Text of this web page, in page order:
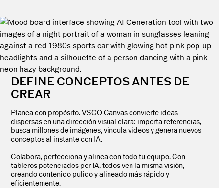
DEFINE CONCEPTOS ANTES DE
CREAR
Planea con propósito.VSCO Canvasconvierte ideas
dispersas en una dirección visual clara: importa referencias,
busca millones de imágenes, vincula videos y genera nuevos
conceptos al instante con IA.
Colabora, perfecciona y alinea con todo tu equipo. Con
tableros potenciados por IA, todos ven la misma visión,
creando contenido pulido y alineado más rápido y
eficientemente.